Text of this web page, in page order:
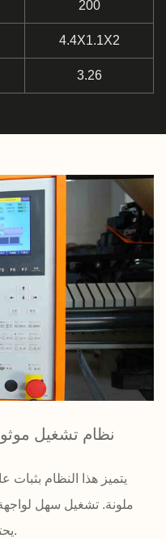
200
4.4X1.1X2
3.26
نظام تشغيل
يتميز هذا النظام
يحتوي على عدد من الواجهات الطرفية.